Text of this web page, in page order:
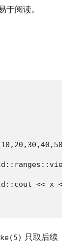
于阅读。
<< x <<
只取后续